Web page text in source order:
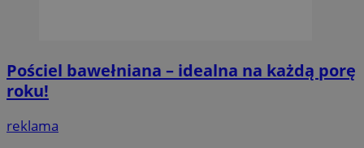
Pościel bawełniana – idealna na każdą porę
roku!
reklama